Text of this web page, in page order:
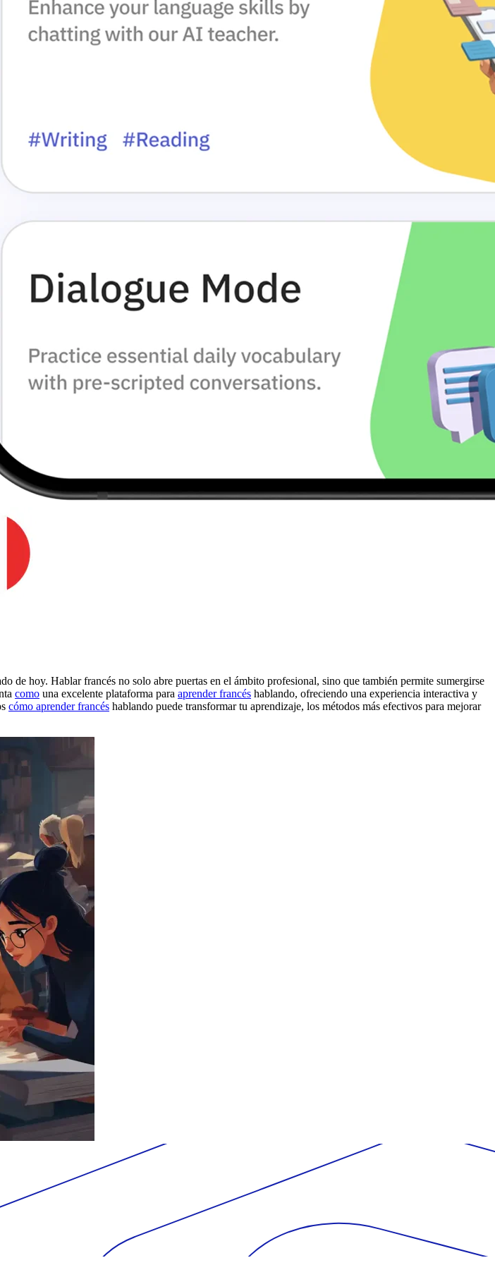
de hoy. Hablar francés no solo abre puertas en el ámbito profesional, sino que también permite sumergirse
como una excelente plataforma para aprender francés hablando, ofreciendo una experiencia interactiva y
cómo aprender francés hablando puede transformar tu aprendizaje, los métodos más efectivos para mejorar